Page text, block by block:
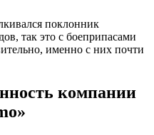
поклонник
так это с боеприпасами
именно с них почти
компании